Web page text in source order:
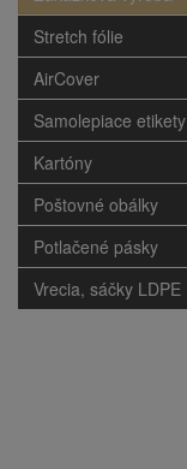
Stretch fólie
AirCover
Samolepiace etikety
Kartóny
Poštovné obálky
Potlačené pásky
Vrecia, sáčky LDPE